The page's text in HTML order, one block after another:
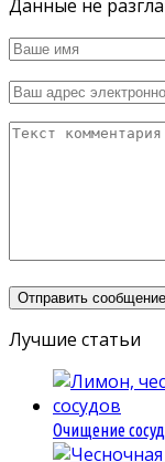
Данные не
Лучшие статьи
Очищение